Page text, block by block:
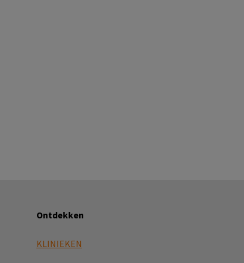
Ontdekken
KLINIEKEN